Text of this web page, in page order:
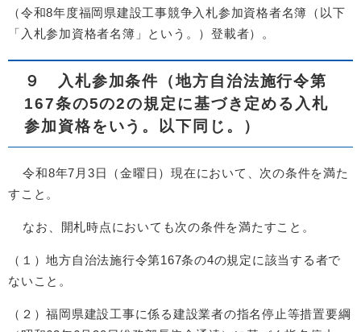
（令和8年度福岡県建設工事競争入札参加資格者名簿（以下
「入札参加資格者名簿」という。）登載者）。
９ 入札参加条件（地方自治法施行令第
167条の5の2の規定に基づき定める入札
参加資格をいう。以下同じ。）
令和8年7月3日（金曜日）現在において、次の条件を満た
すこと。
なお、開札時点においても次の条件を満たすこと。
（１）地方自治法施行令第167条の4の規定に該当する者で
ないこと。
（２）福岡県建設工事に係る建設業者の指名停止等措置要綱